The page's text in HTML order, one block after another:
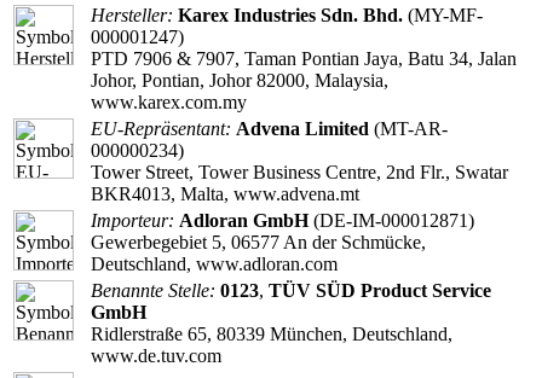
Hersteller: Karex Industries Sdn. Bhd. (MY-MF-
000001247)
PTD 7906 & 7907, Taman Pontian Jaya, Batu 34, Jalan
Johor, Pontian, Johor 82000, Malaysia,
www.karex.com.my
EU-Repräsentant: Advena Limited (MT-AR-
000000234)
Tower Street, Tower Business Centre, 2nd Flr., Swatar
BKR4013, Malta, www.advena.mt
Importeur: Adloran GmbH(DE-IM-000012871)
Gewerbegebiet 5, 06577 An der Schmücke,
Deutschland, www.adloran.com
Benannte Stelle: 0123, TÜV SÜD Product Service
GmbH
Ridlerstraße 65, 80339 München, Deutschland,
www.de.tuv.com